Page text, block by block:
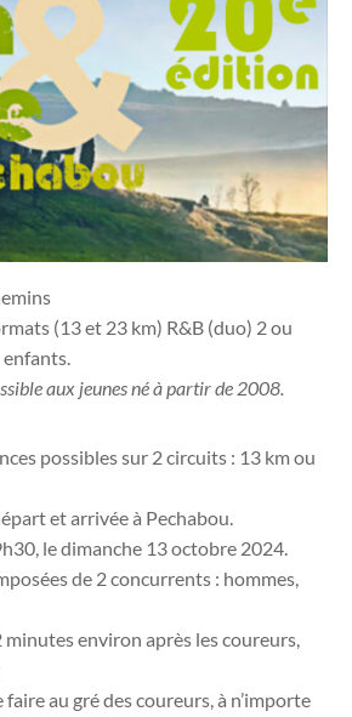
(13 et 23 km) R&B (duo) 2 ou
aux jeunes né à partir de 2008.
possibles sur 2 circuits : 13 km ou
et arrivée à Pechabou.
le dimanche 13 octobre 2024.
de 2 concurrents : hommes,
environ après les coureurs,
au gré des coureurs, à n’importe